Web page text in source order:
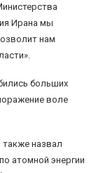
Ирана мы
нам
больших
воле
также назвал
атомной энергии